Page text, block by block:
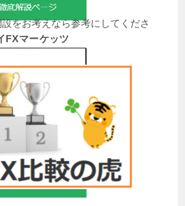
FXマーケッツ
最新記事一覧
をお考えなら参考にしてくださ